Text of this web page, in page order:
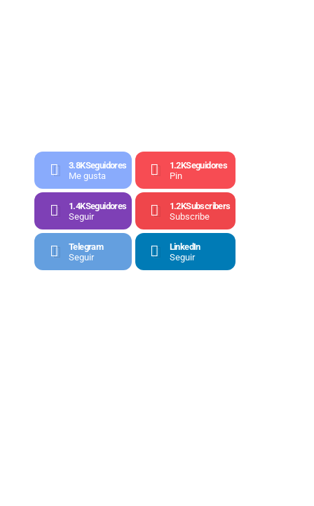
3.8KSeguidores
Me gusta
1.2KSeguidores
Pin
1.4KSeguidores
Seguir
1.2KSubscribers
Subscribe
Telegram
Seguir
LinkedIn
Seguir